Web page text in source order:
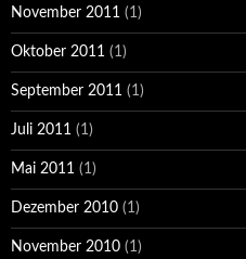
November 2011 (1)
Oktober 2011 (1)
September 2011 (1)
Juli 2011 (1)
Mai 2011 (1)
Dezember 2010 (1)
November 2010 (1)